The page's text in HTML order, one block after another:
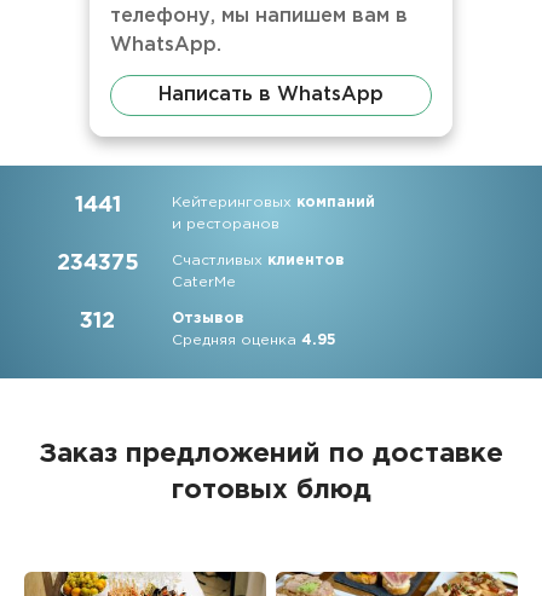
телефону, мы напишем вам в
WhatsApp.
Написать в WhatsApp
1441 Кейтеринговых компаний
и ресторанов
234375 Счастливых клиентов
CaterMe
312
Отзывов
Средняя оценка4.95
Заказ предложений по доставке
готовых блюд